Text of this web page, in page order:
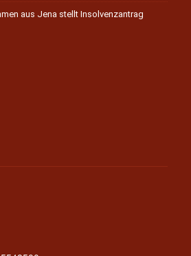
aus Jena stellt Insolvenzantrag